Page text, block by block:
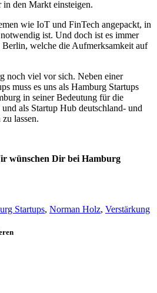
den Markt einsteigen.
wie IoT und FinTech angepackt, in
ist. Und doch ist es immer
Berlin, welche die Aufmerksamkeit auf
noch viel vor sich. Neben einer
muss es uns als Hamburg Startups
in seiner Bedeutung für die
als Startup Hub deutschland- und
lassen.
wünschen Dir bei Hamburg
Startups, Norman Holz, Verstärkung